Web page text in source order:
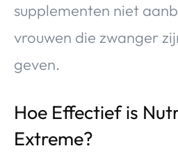
supplementen niet
vrouwen die zwanger
geven.
Hoe Effectief is
Extreme?